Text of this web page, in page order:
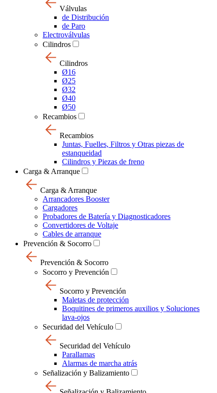
Válvulas
de Distribución
de Paro
Electroválvulas
Cilindros
Cilindros
Ø16
Ø25
Ø32
Ø40
Ø50
Recambios
Recambios
Juntas, Fuelles, Filtros y Otras piezas de
estanqueidad
Cilindros y Piezas de freno
Carga & Arranque
Carga & Arranque
Arrancadores Booster
Cargadores
Probadores de Batería y Diagnosticadores
Convertidores de Voltaje
Cables de arranque
Prevención & Socorro
Prevención & Socorro
Socorro y Prevención
Socorro y Prevención
Maletas de protección
Boquitines de primeros auxilios y Soluciones
lava-ojos
Securidad del Vehículo
Securidad del Vehículo
Parallamas
Alarmas de marcha atrás
Señalización y Balizamiento